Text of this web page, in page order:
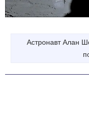
Астронавт Алан